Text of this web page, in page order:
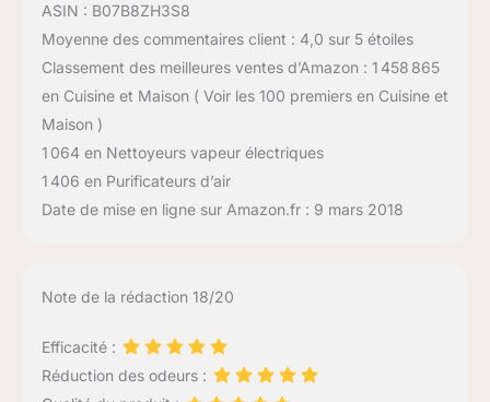
ASIN : B07B8ZH3S8
Moyenne des commentaires client : 4,0 sur 5 étoiles
Classement des meilleures ventes d’Amazon : 1 458 865
en Cuisine et Maison ( Voir les 100 premiers en Cuisine et
Maison )
1 064 en Nettoyeurs vapeur électriques
1 406 en Purificateurs d’air
Date de mise en ligne sur Amazon.fr : 9 mars 2018
Note de la rédaction 18/20
Efficacité :
Réduction des odeurs :